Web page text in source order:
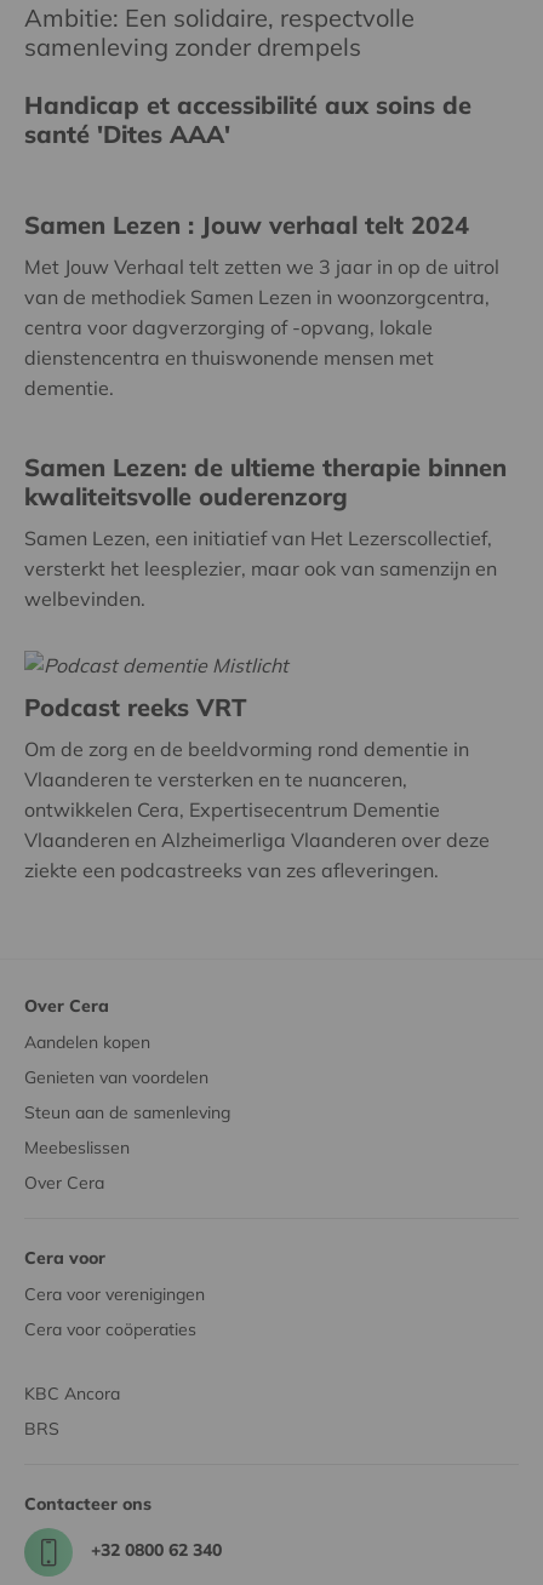
Ambitie: Een solidaire, respectvolle
samenleving zonder drempels
Handicap et accessibilité aux soins de
santé 'Dites AAA'
Samen Lezen : Jouw verhaal telt 2024
Met Jouw Verhaal telt zetten we 3 jaar in op de uitrol
van de methodiek Samen Lezen in woonzorgcentra,
centra voor dagverzorging of -opvang, lokale
dienstencentra en thuiswonende mensen met
dementie.
Samen Lezen: de ultieme therapie binnen
kwaliteitsvolle ouderenzorg
Samen Lezen, een initiatief van Het Lezerscollectief,
versterkt het leesplezier, maar ook van samenzijn en
welbevinden.
Podcast reeks VRT
Om de zorg en de beeldvorming rond dementie in
Vlaanderen te versterken en te nuanceren,
ontwikkelen Cera, Expertisecentrum Dementie
Vlaanderen en Alzheimerliga Vlaanderen over deze
ziekte een podcastreeks van zes afleveringen.
Over Cera
Aandelen kopen
Genieten van voordelen
Steun aan de samenleving
Meebeslissen
Over Cera
Cera voor
Cera voor verenigingen
Cera voor coöperaties
KBC Ancora
BRS
Contacteer ons
+32 0800 62 340